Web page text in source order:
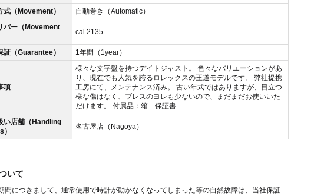
式（Movement）
自動巻き（Automatic）
バー（Movement
cal.2135
証（Guarantee） 1年間（1year）
項
様々な文字盤を持つデイトジャスト。 色々なバリエーションがあ
り、現在でも人気を誇るロレックスの王道モデルです。 弊社提携
工房にて、メンテナンス済み。 古い年式ではありますが、目立つ
様な傷はなく、ブレスのヨレも少ないので、まだまだお使いいた
だけます。 付属品：箱 保証書
い店舗（Handling
名古屋店（Nagoya）
いて
間につきまして、通常使用で時計が動かなくなってしまった等の自然故障は、当社保証